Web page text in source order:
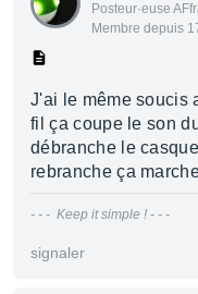
Posteur·euse
Membre depuis
J'ai le même soucis
fil ça coupe le son
débranche le
rebranche ça
- - - Keep it simple ! - - -
signaler